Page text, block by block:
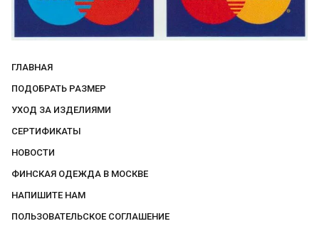
ГЛАВНАЯ
ПОДОБРАТЬ РАЗМЕР
УХОД ЗА ИЗДЕЛИЯМИ
СЕРТИФИКАТЫ
НОВОСТИ
ФИНСКАЯ ОДЕЖДА В МОСКВЕ
НАПИШИТЕ НАМ
ПОЛЬЗОВАТЕЛЬСКОЕ СОГЛАШЕНИЕ